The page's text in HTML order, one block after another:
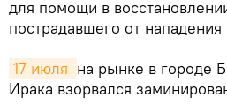
для помощи в
пострадавшего от
17 июля на рынке в городе
Ирака взорвался